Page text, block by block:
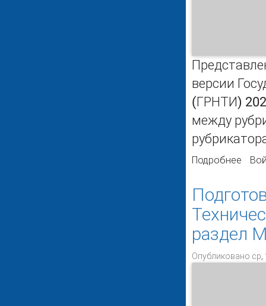
версии
(ГРНТИ)
между
Подробнее о
раздел
Опубликовано ср,